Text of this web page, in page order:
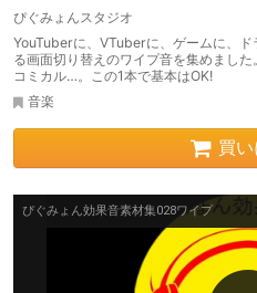
ぴぐみょんスタジオ
YouTuberに、VTuberに、ゲームに、
る画面切り替えのワイプ音を集めました
コミカル…。この1本で基本はOK!
音楽
買い